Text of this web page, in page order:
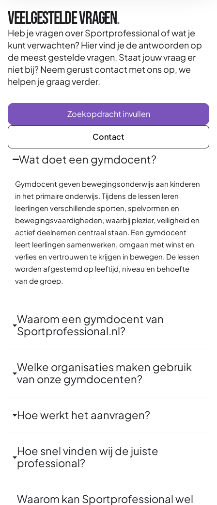
Veelgestelde vragen.
Heb je vragen over Sportprofessional of wat je
kunt verwachten? Hier vind je de antwoorden op
de meest gestelde vragen. Staat jouw vraag er
niet bij? Neem gerust contact met ons op, we
helpen je graag verder.
Zoekopdracht invullen
Contact
Wat doet een gymdocent?
Gymdocent geven bewegingsonderwijs aan kinderen
in het primaire onderwijs. Tijdens de lessen leren
leerlingen verschillende sporten, spelvormen en
bewegingsvaardigheden, waarbij plezier, veiligheid en
actief deelnemen centraal staan. Een gymdocent
leert leerlingen samenwerken, omgaan met winst en
verlies en vertrouwen te krijgen in bewegen. De lessen
worden afgestemd op leeftijd, niveau en behoefte
van de groep.
Waarom een gymdocent van
Sportprofessional.nl?
Welke organisaties maken gebruik
van onze gymdocenten?
Hoe werkt het aanvragen?
Hoe snel vinden wij de juiste
professional?
Waarom kan Sportprofessional wel